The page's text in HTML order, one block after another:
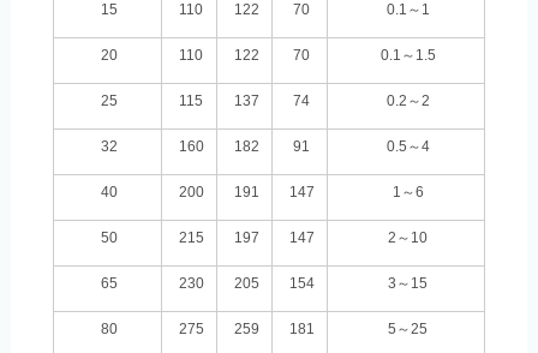
15 110 122 70 0.1 ～ 1
20 110 122 70 0.1 ～ 1.5
25 115 137 74 0.2 ～2
32 160 182 91 0.5 ～4
40 200 191 147 1 ～6
50 215 197 147 2 ～ 10
65 230 205 154 3 ～ 15
80 275 259 181 5 ～25